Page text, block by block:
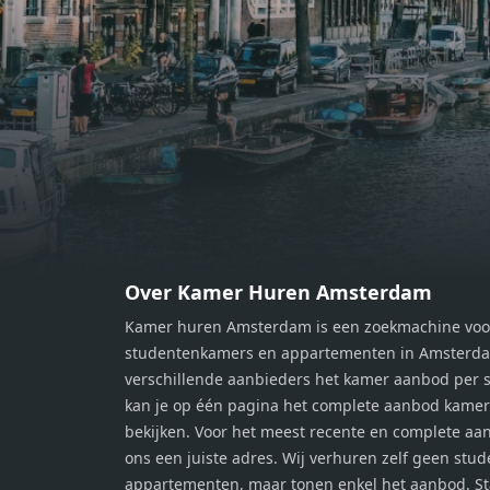
moment van rust. De woning
beschikt over twee comfortabele
slaapkamers van respectievelijk 12,1
m² en 8 m². Beide kamers bieden tal
van mogelijkheden, zoals een fijne
werkplek, een logeerkamer of een
persoonlijke slaapkamer. De
gemak en privacy. Gelegen in een
Zaandam, bevindt de woning zich
op een perfecte locatie. Winkels,
openbaar vervoer en uitvalswegen
naar Amsterdam zijn allemaal
binnen handbereik. Bovendien
geniet je hier van de unieke
m²
van
op
naar
Over Kamer Huren Amsterdam
Kamer huren Amsterdam is een zoekmachine
studentenkamers en appartementen in
verschillende aanbieders het kamer aanbod per
kan je op één pagina het complete aanbod
bekijken. Voor het meest recente en complete
ons een juiste adres. Wij verhuren zelf geen
appartementen, maar tonen enkel het aanbod.